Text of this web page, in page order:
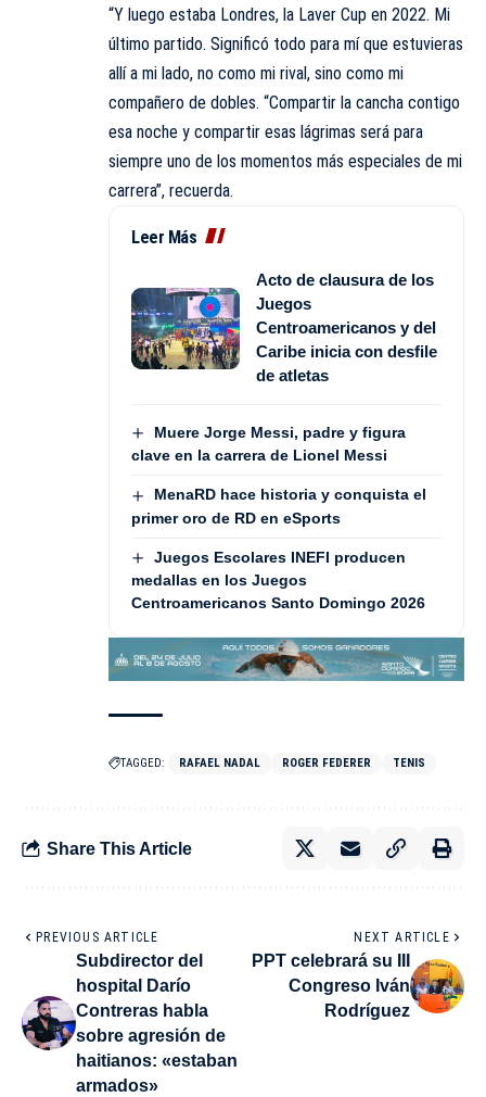
“Y luego estaba Londres, la Laver Cup en 2022. Mi
último partido. Significó todo para mí que estuvieras
allí a mi lado, no como mi rival, sino como mi
compañero de dobles. “Compartir la cancha contigo
esa noche y compartir esas lágrimas será para
siempre uno de los momentos más especiales de mi
carrera”, recuerda.
Leer Más
Acto de clausura de los
Juegos
Centroamericanos y del
Caribe inicia con desfile
de atletas
Muere Jorge Messi, padre y figura
clave en la carrera de Lionel Messi
MenaRD hace historia y conquista el
primer oro de RD en eSports
Juegos Escolares INEFI producen
medallas en los Juegos
Centroamericanos Santo Domingo 2026
TAGGED: RAFAEL NADAL ROGER FEDERER TENIS
Share This Article
PREVIOUS ARTICLE
Subdirector del
hospital Darío
Contreras habla
sobre agresión de
haitianos: «estaban
armados»
NEXT ARTICLE
PPT celebrará su III
Congreso Iván
Rodríguez